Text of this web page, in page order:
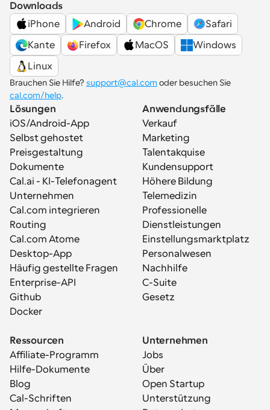
Downloads
iPhone
Android Chrome
Safari
Kante
Firefox MacOS
Windows
Linux
Brauchen Sie Hilfe? support@cal.com
cal.com/help.
Lösungen
iOS/Android-App
Selbst gehostet
Preisgestaltung
Dokumente
Cal.ai - KI-Telefonagent
Unternehmen
Cal.com integrieren
Routing
Cal.com Atome
Desktop-App
Häufig gestellte Fragen
Enterprise-API
Github
Docker
Anwendungsfälle
Verkauf
Marketing
Talentakquise
Kundensupport
Höhere Bildung
Telemedizin
Professionelle
Dienstleistungen
Einstellungsmarktplatz
Personalwesen
Nachhilfe
C-Suite
Gesetz
Ressourcen
Affiliate-Programm
Hilfe-Dokumente
Blog
Cal-Schriften
Unternehmen
Jobs
Über
Open Startup
Unterstützung